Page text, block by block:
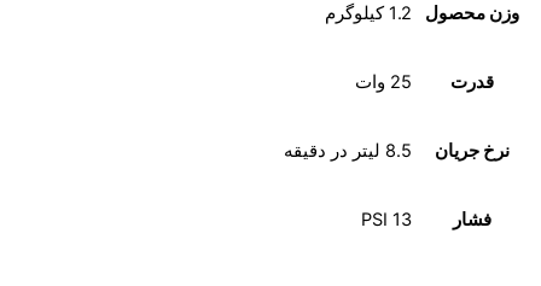
وزن محصول 1.2 کیلوگرم
قدرت 25 وات
نرخ جریان 8.5 لیتر در دقیقه
فشار 13 PSI